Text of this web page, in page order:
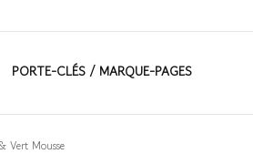
&
PORTE-CLÉS / MARQUE-PAGES
Vert Mousse